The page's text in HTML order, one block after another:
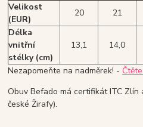
Velikost
(EUR)
20 21
Délka
vnitřní
stélky (cm)
13,1 14,0
Nezapomeňte na nadměrek! -
Obuv Befado má certifikát ITC
české Žirafy).